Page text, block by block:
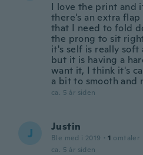
I love the print and
there's an extra
that I need to fold
the prong to sit
it's self is really soft
but it is having a
want it, I think it's
a bit to smooth and
ca. 5 år siden
J Justin
Ble med i 2019 · 1 omtaler
ca. 5 år siden